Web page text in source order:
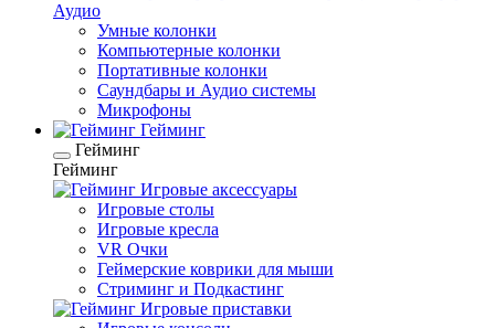
Аудио
Умные колонки
Компьютерные колонки
Портативные колонки
Саундбары и Аудио системы
Микрофоны
Гейминг
Гейминг
Гейминг
Игровые аксессуары
Игровые столы
Игровые кресла
VR Очки
Геймерские коврики для мыши
Стриминг и Подкастинг
Игровые приставки